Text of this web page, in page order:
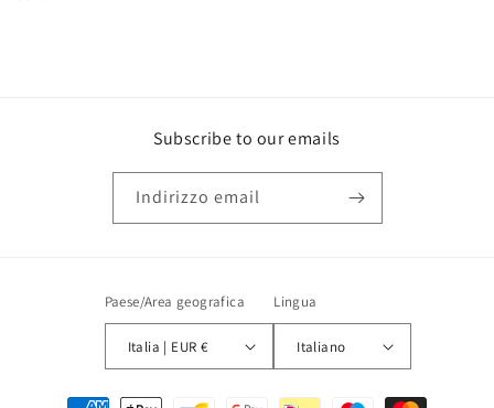
Subscribe to our emails
Indirizzo email
Paese/Area geografica
Italia | EUR €
Lingua
Italiano
Metodi